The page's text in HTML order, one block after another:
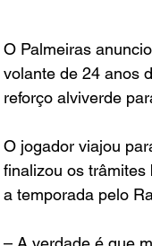
O Palmeiras
volante de 24 anos
reforço alviverde
O jogador viajou
finalizou os
a temporada pelo